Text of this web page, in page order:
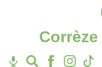
Corrèze